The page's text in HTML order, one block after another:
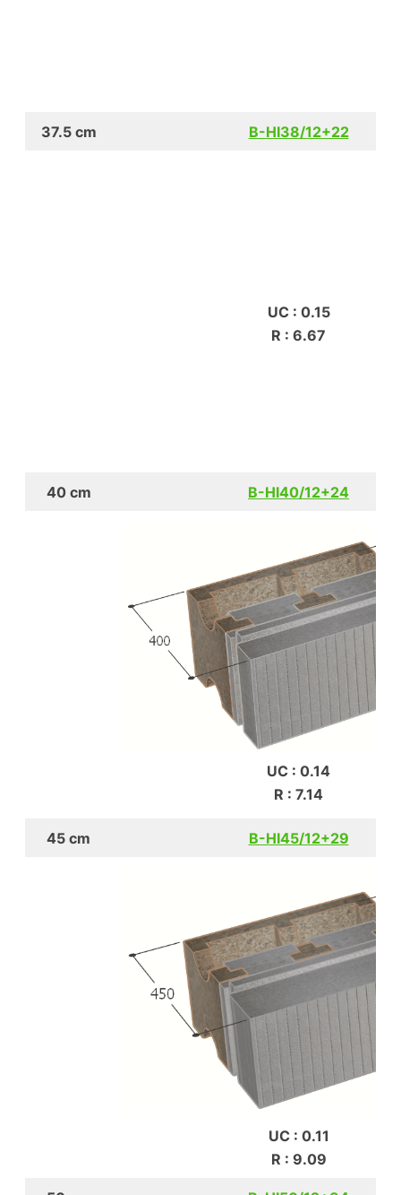
37.5 cm B-HI38/12+22
UC : 0.15
R : 6.67
40 cm B-HI40/12+24
UC : 0.14
R : 7.14
45 cm B-HI45/12+29
UC : 0.11
R : 9.09